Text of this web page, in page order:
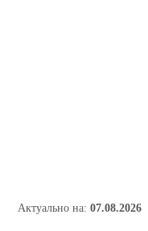
Актуально на: 07.08.2026